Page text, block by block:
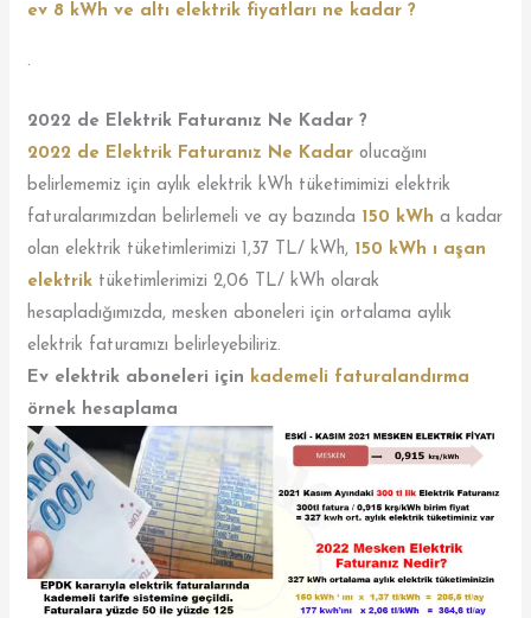
ev 8 kWh ve altı elektrik fiyatları ne kadar ?
.
2022 de Elektrik Faturanız Ne Kadar ?
2022 de Elektrik Faturanız Ne Kadar olucağını
belirlememiz için aylık elektrik kWh tüketimimizi elektrik
faturalarımızdan belirlemeli ve ay bazında 150 kWh a kadar
olan elektrik tüketimlerimizi 1,37 TL/ kWh, 150 kWh ı aşan
elektrik tüketimlerimizi 2,06 TL/ kWh olarak
hesapladığımızda, mesken aboneleri için ortalama aylık
elektrik faturamızı belirleyebiliriz.
Ev elektrik aboneleri için kademeli faturalandırma
örnek hesaplama